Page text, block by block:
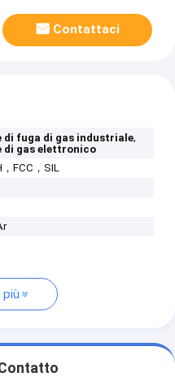
Contattaci
di fuga di gas industriale,
di gas elettronico
，FCC，SIL
più